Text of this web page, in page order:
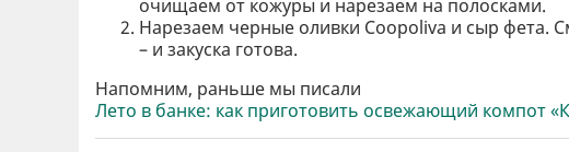
очищаем от кожуры и нарезаем на полосками.
Нарезаем черные оливки Coopoliva и сыр фета.
– и закуска готова.
Напомним, раньше мы писали
Лето в банке: как приготовить освежающий компот